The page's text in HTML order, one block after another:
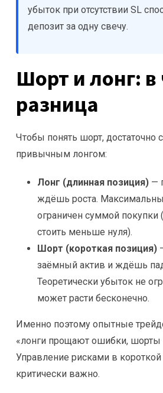
убыток при отсутствии SL
депозит за одну свечу.
Шорт и лонг: в
разница
Чтобы понять шорт, достаточно
привычным лонгом:
Лонг (длинная позиция) —
ждёшь роста.
ограничен суммой покупки
стоить меньше нуля).
Шорт (короткая позиция)
заёмный актив и ждёшь
Теоретически убыток не
может расти бесконечно.
Именно поэтому опытные
«лонги прощают ошибки, шорты
Управление рисками в
критически важно.